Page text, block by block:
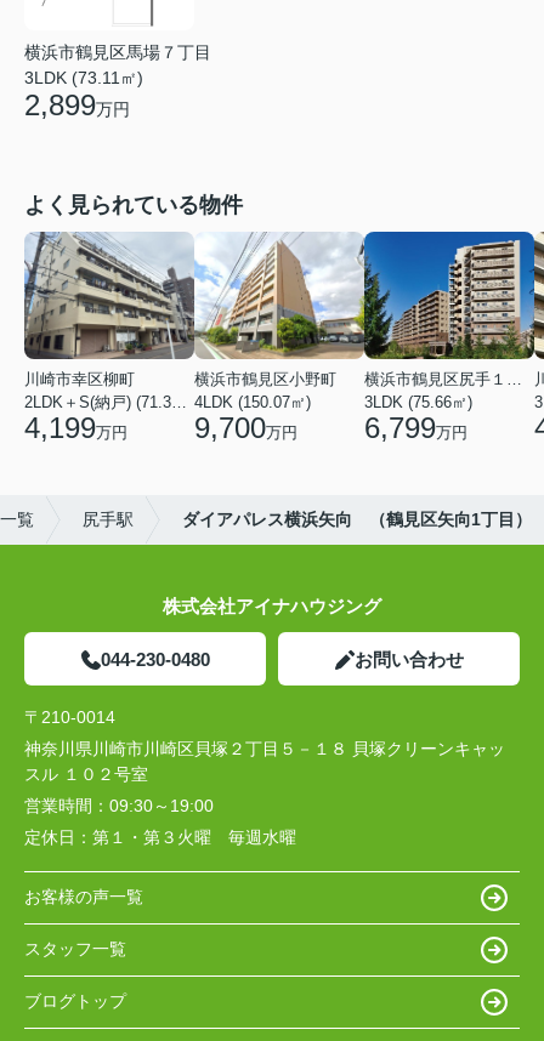
横浜市鶴見区馬場７丁目
3LDK (73.11㎡)
2,899万円
よく見られている物件
川崎市幸区柳町
4,199万円
横浜市鶴見区小野町
4LDK (150.07㎡)
9,700万円
3LDK (75.66㎡)
6,799万円
覧 尻手駅 ダイアパレス横浜矢向 （鶴見区矢向1丁目）
株式会社アイナハウジング
044-230-0480 お問い合わせ
〒210-0014
神奈川県川崎市川崎区貝塚２丁目５－１８ 貝塚クリーンキャッ
スル １０２号室
営業時間： 09:30～19:00
定休日： 第１・第３火曜 毎週水曜
お客様の声一覧
スタッフ一覧
ブログトップ